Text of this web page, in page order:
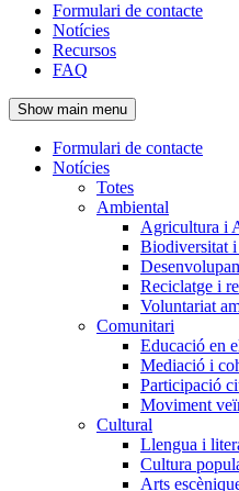
Navegació
principal
de
l'encapçalament
Formulari de contacte
Notícies
Recursos
FAQ
Show main menu
Navegació
principal
Formulari de contacte
Notícies
Totes
Ambiental
Agricultura i
Biodiversitat i
Reciclatge i
Voluntariat
Comunitari
Educació en
Mediació i
Participació
Moviment
Cultural
Llengua i
Cultura
Arts